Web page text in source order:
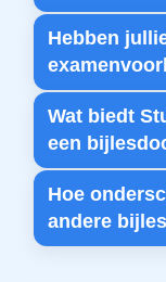
Hebben
Wat biedt
een
Hoe
andere